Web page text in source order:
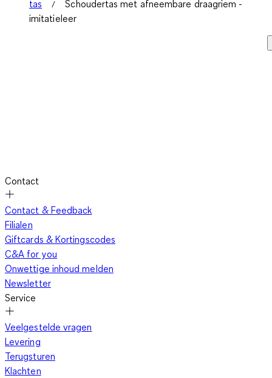
tas
Schoudertas met afneembare draagriem -
imitatieleer
Contact
Contact & Feedback
Filialen
Giftcards & Kortingscodes
C&A for you
Onwettige inhoud melden
Newsletter
Service
Veelgestelde vragen
Levering
Terugsturen
Klachten